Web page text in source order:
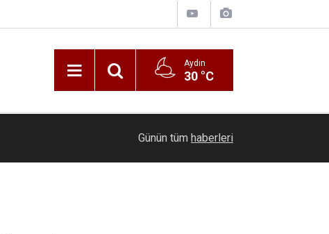
Aydın
30 °C
Bodrum’da bir araya getirdi
Günün tüm haberleri